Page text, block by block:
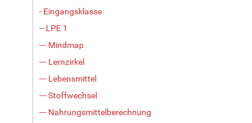
- Eingangsklasse
-- LPE 1
--- Mindmap
--- Lernzirkel
--- Lebensmittel
--- Stoffwechsel
--- Nahrungsmittelberechnung